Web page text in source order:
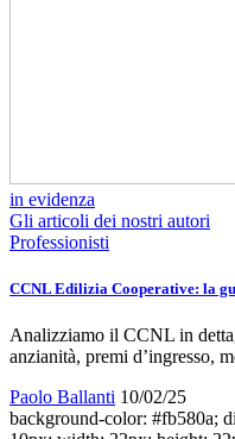
in evidenza
Gli articoli dei nostri autori
Professionisti
CCNL Edilizia Cooperative: la
Analizziamo il CCNL in
anzianità, premi d’ingresso,
Paolo Ballanti 10/02/25
background-color: #fb580a;